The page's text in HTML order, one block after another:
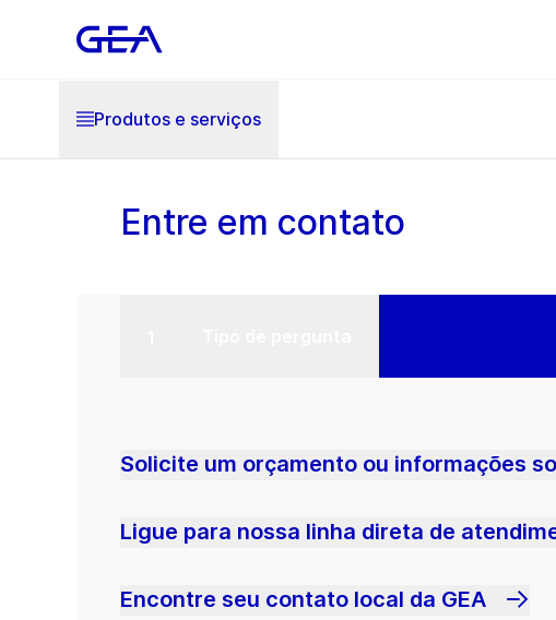
Produtos e serviços
Entre em contato
Solicite um orçamento ou informações
Ligue para nossa linha direta de
Encontre seu contato local da GEA